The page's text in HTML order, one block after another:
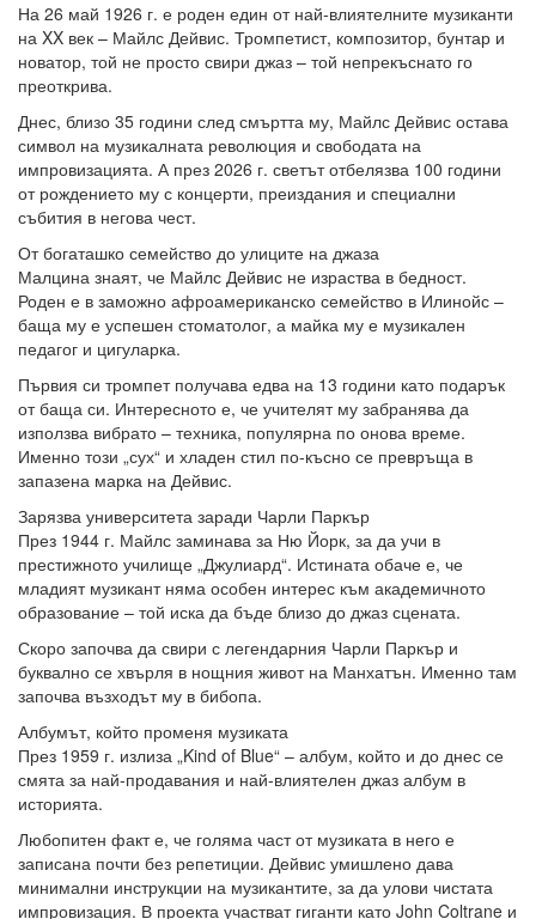
На 26 май 1926 г. е роден един от най-влиятелните музиканти
на XX век – Майлс Дейвис. Тромпетист, композитор, бунтар и
новатор, той не просто свири джаз – той непрекъснато го
преоткрива.
Днес, близо 35 години след смъртта му, Майлс Дейвис остава
символ на музикалната революция и свободата на
импровизацията. А през 2026 г. светът отбелязва 100 години
от рождението му с концерти, преиздания и специални
събития в негова чест.
От богаташко семейство до улиците на джаза
Малцина знаят, че Майлс Дейвис не израства в бедност.
Роден е в заможно афроамериканско семейство в Илинойс –
баща му е успешен стоматолог, а майка му е музикален
педагог и цигуларка.
Първия си тромпет получава едва на 13 години като подарък
от баща си. Интересното е, че учителят му забранява да
използва вибрато – техника, популярна по онова време.
Именно този „сух“ и хладен стил по-късно се превръща в
запазена марка на Дейвис.
Зарязва университета заради Чарли Паркър
През 1944 г. Майлс заминава за Ню Йорк, за да учи в
престижното училище „Джулиард“. Истината обаче е, че
младият музикант няма особен интерес към академичното
образование – той иска да бъде близо до джаз сцената.
Скоро започва да свири с легендарния Чарли Паркър и
буквално се хвърля в нощния живот на Манхатън. Именно там
започва възходът му в бибопа.
Албумът, който променя музиката
През 1959 г. излиза „Kind of Blue“ – албум, който и до днес се
смята за най-продавания и най-влиятелен джаз албум в
историята.
Любопитен факт е, че голяма част от музиката в него е
записана почти без репетиции. Дейвис умишлено дава
минимални инструкции на музикантите, за да улови чистата
импровизация. В проекта участват гиганти като John Coltrane и